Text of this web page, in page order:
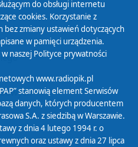
do obsługi internetu
cookies. Korzystanie z
zmiany ustawień dotyczących
w pamięci urządzenia.
naszej Polityce prywatności
www.radiopik.pl
stanowią element Serwisów
danych, których producentem
S.A. z siedzibą w Warszawie.
z dnia 4 lutego 1994 r. o
oraz ustawy z dnia 27 lipca